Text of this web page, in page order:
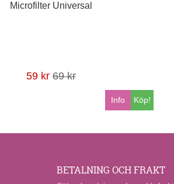
Microfilter Universal
59 kr 69 kr
Köp!
Info
BETALNING OCH FRAKT